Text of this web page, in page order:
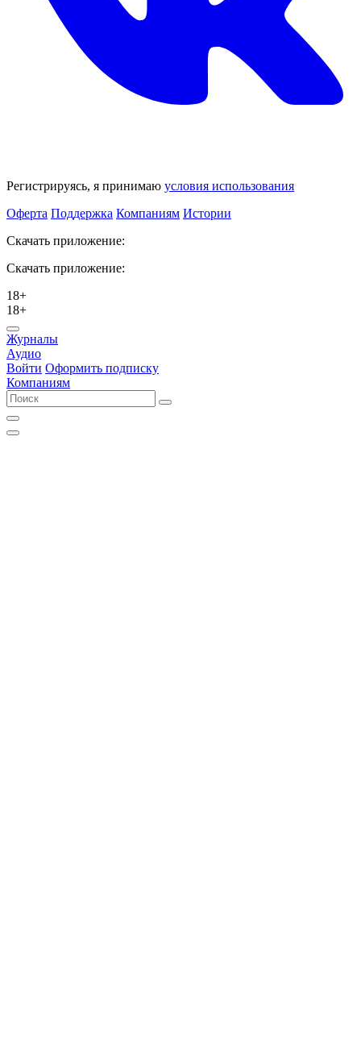
Регистрируясь, я принимаю условия использования
Оферта Поддержка Компаниям Истории
Скачать приложение:
Скачать приложение:
18+
18+
Журналы
Аудио
Войти Оформить подписку
Компаниям